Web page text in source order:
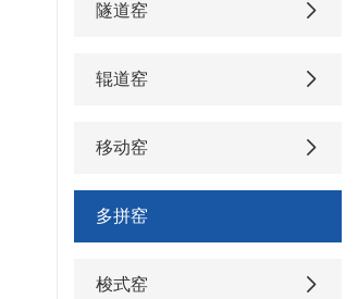
隧道窑
辊道窑
移动窑
多拼窑
梭式窑